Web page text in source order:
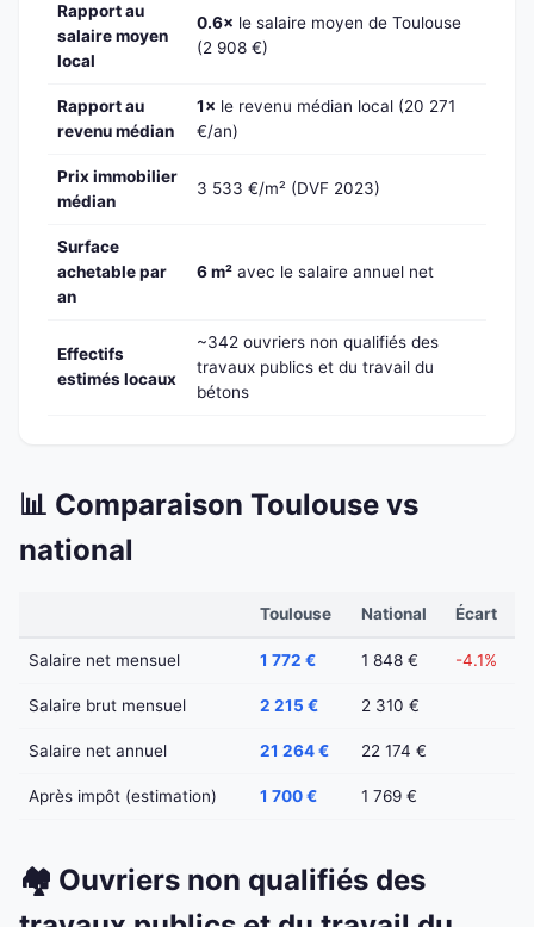
Rapport au
salaire moyen
local
0.6× le salaire moyen de Toulouse
(2 908 €)
Rapport au
revenu médian
1× le revenu médian local (20 271
€/an)
Prix immobilier
médian
3 533 €/m² (DVF 2023)
Surface
achetable par
an
6 m² avec le salaire annuel net
Effectifs
estimés locaux
~342 ouvriers non qualifiés des
travaux publics et du travail du
bétons
📊 Comparaison Toulouse vs
national
Toulouse National Écart
Salaire net mensuel 1 772 € 1 848 € -4.1%
Salaire brut mensuel 2 215 € 2 310 €
Salaire net annuel 21 264 € 22 174 €
Après impôt (estimation) 1 700 € 1 769 €
🏘️ Ouvriers non qualifiés des